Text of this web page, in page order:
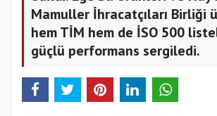
Mamuller İhracatçıları Birliği
hem TİM hem de İSO 500
güçlü performans sergiledi.